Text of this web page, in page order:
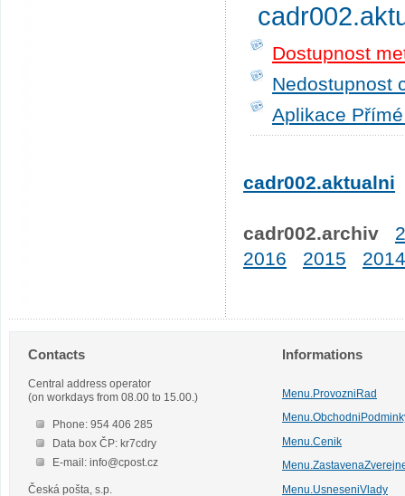
Dostupnost
Nedostupnost
Aplikace
cadr002.aktualni
cadr002.archiv
2016
2015 2014
Contacts
Central address operator
(on workdays from 08.00 to 15.00.)
Phone: 954 406 285
Data box ČP: kr7cdry
E-mail: info@cpost.cz
Česká pošta, s.p.
Informations
Menu.ProvozniRad
Menu.Cenik
Menu.UsneseniVlady